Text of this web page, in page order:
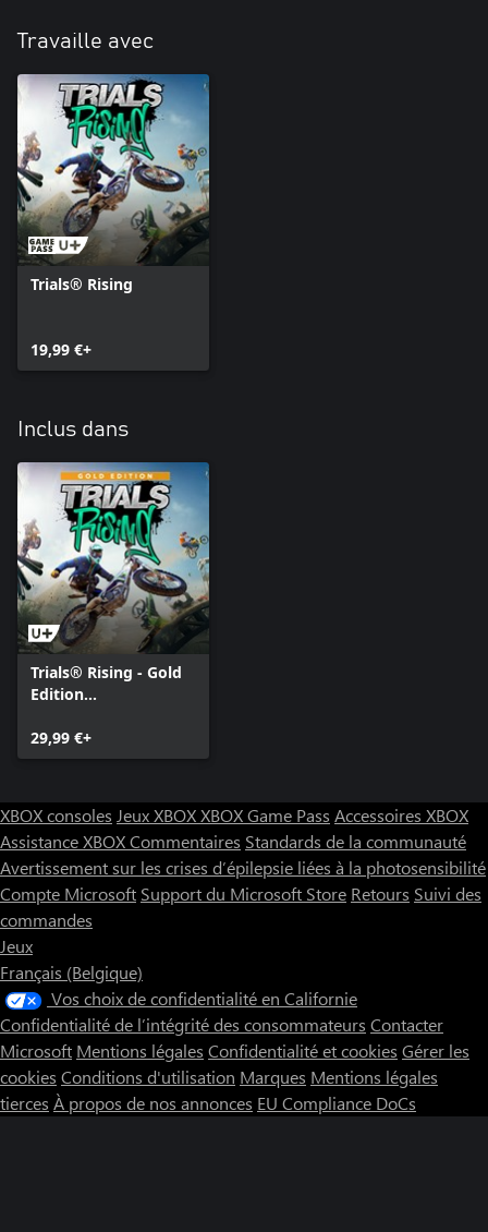
Travaille avec
Trials® Rising
19,99 €+
Inclus dans
Trials® Rising - Gold
Edition
29,99 €+
XBOX consoles Jeux XBOXXBOX Game Pass Accessoires XBOX
Assistance XBOXCommentaires Standards de la communauté
Avertissement sur les crises d’épilepsie liées à la photosensibilité
Compte Microsoft Support du Microsoft Store Retours Suivi des
commandes
Jeux
Français (Belgique)
Vos choix de confidentialité en Californie
Confidentialité de l’intégrité des consommateurs Contacter
Microsoft Mentions légales Confidentialité et cookies Gérer les
cookies Conditions d'utilisation Marques Mentions légales
tierces À propos de nos annonces EU Compliance DoCs